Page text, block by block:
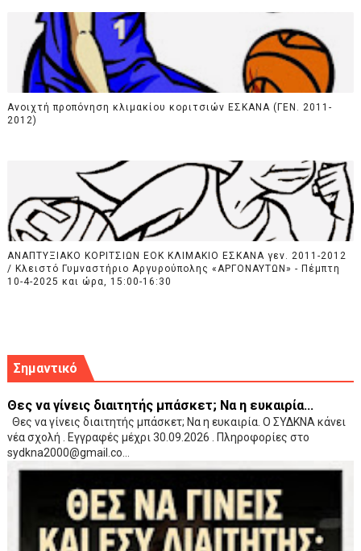
Ανοιχτή προπόνηση κλιμακίου κοριτσιών ΕΣΚΑΝΑ (ΓΕΝ. 2011-
2012)
ΑΝΑΠΤΥΞΙΑΚΟ ΚΟΡΙΤΣΙΩΝ ΕΟΚ ΚΛΙΜΑΚΙΟ ΕΣΚΑΝΑ γεν. 2011-2012
/ Κλειστό Γυμναστήριο Αργυρούπολης «ΑΡΓΟΝΑΥΤΩΝ» - Πέμπτη
10-4-2025 και ώρα, 15:00-16:30
Σημαντικό
Θες να γίνεις διαιτητής μπάσκετ; Να η ευκαιρία...
Θες να γίνεις διαιτητής μπάσκετ; Να η ευκαιρία. Ο ΣΥΔΚΝΑ κάνει
νέα σχολή . Εγγραφές μέχρι 30.09.2026 . Πληροφορίες στο
sydkna2000@gmail.co...